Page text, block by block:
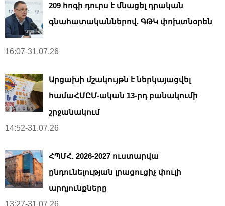
209 հոգի դուրս է մնացել դրական
գնահատականներով. ԳԹԿ փոխտնօրեն
16:07-31.07.26
Արցախի մշակույթն է ներկայացվել
համաՀՄԸՄ-ական 13-րդ բանակումի
շրջանակում
14:52-31.07.26
ՀՊՄՀ. 2026-2027 ուստարվա
ընդունելության լրացուցիչ փուլի
արդյունքները
13:27-31.07.26